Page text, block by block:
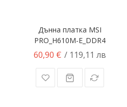
Дънна платка MSI
PRO_H610M-E_DDR4
60,90 € / 119,11 лв